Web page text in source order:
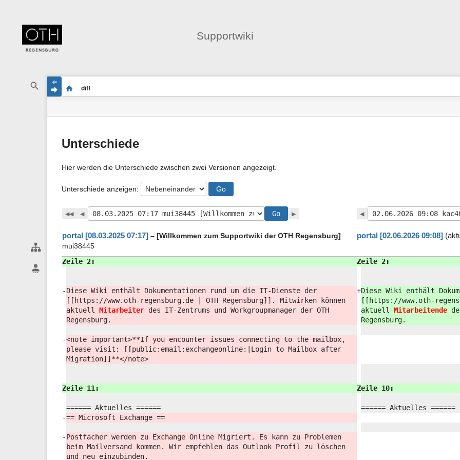
Supportwiki
Wikiübergreifende
Schnellsuche
Webseiten-Werkzeuge
Benutzer-Werkzeuge
Seitenstatus
Standortanzeiger
Sie
befinden
:diff
Seiten-
Unterschiede
Hier werden die Unterschiede zwischen zwei Versionen angezeigt.
Unterschiede anzeigen: Go
Go
portal [08.03.2025 07:17] – [Willkommen zum Supportwiki der OTH Regensburg]
mui38445
portal [02.06.2026 09:08]
Zeile 2: Zeile 2:
-Diese Wiki enthält Dokumentationen rund um die IT-Dienste der
[[https://www.oth-regensburg.de | OTH Regensburg]]. Mitwirken können
aktuell Mitarbeiter des IT-Zentrums und Workgroupmanager der OTH
Regensburg.
+Diese Wiki enthält
[[https://www.oth-
aktuell Mitarbeitende
Regensburg.
-<note important>**If you encounter issues connecting to the mailbox,
please visit: [[public: email: exchangeonline:
|Login to Mailbox after
Migration]]**</note>
Zeile 11: Zeile 10:
====== Aktuelles ======
====== Aktuelles ======
-== Microsoft Exchange ==
-Postfächer werden zu Exchange Online Migriert. Es kann zu Problemen
beim Mailversand kommen. Wir empfehlen das Outlook Profil zu löschen
und neu einzubinden.